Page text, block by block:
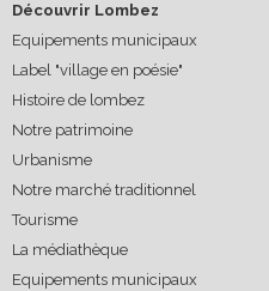
Découvrir Lombez
Equipements municipaux
Label "village en poésie"
Histoire de lombez
Notre patrimoine
Urbanisme
Notre marché traditionnel
Tourisme
La médiathèque
Equipements municipaux